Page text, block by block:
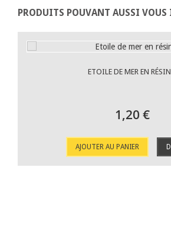
ETOILE DE MER EN
1,20 €
AJOUTER AU PANIER